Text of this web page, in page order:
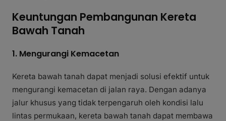
Keuntungan Pembangunan Kereta
Bawah Tanah
1. Mengurangi Kemacetan
Kereta bawah tanah dapat menjadi solusi efektif untuk
mengurangi kemacetan di jalan raya. Dengan adanya
jalur khusus yang tidak terpengaruh oleh kondisi lalu
lintas permukaan, kereta bawah tanah dapat membawa